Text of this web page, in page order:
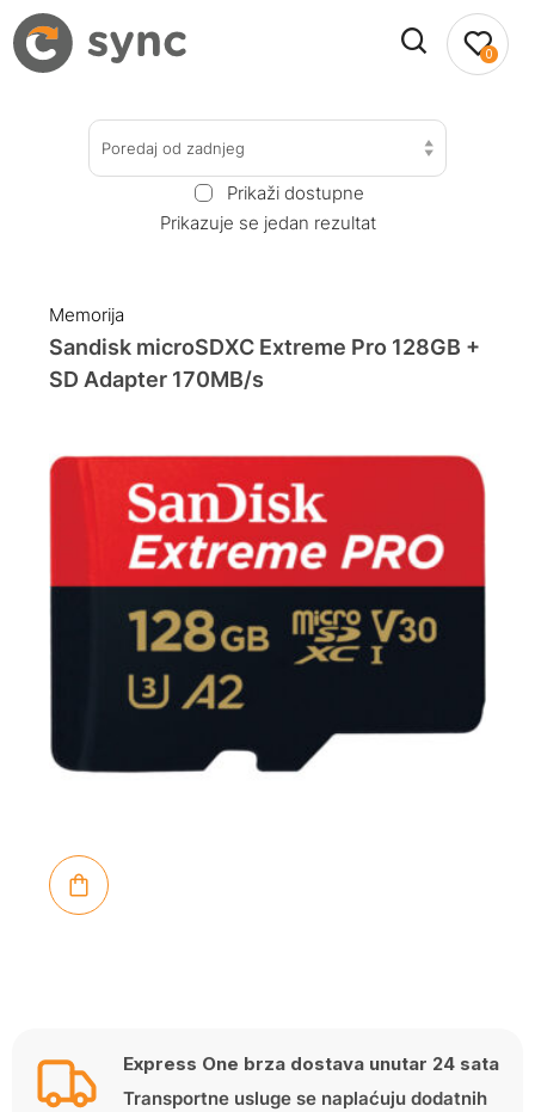
0
Poredaj od zadnjeg
Prikaži dostupne
Prikazuje se jedan rezultat
Memorija
Sandisk microSDXC Extreme Pro 128GB +
SD Adapter 170MB/s
Express One brza dostava unutar 24 sata
Transportne usluge se naplaćuju dodatnih